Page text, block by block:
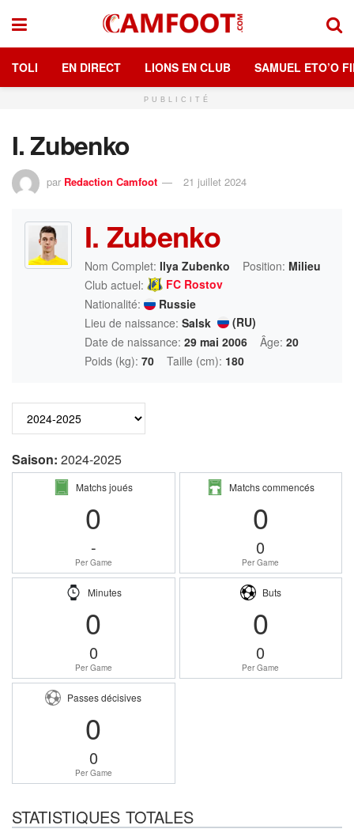
TOLI EN DIRECT LIONS EN CLUB SAMUEL ETO’O
PUBLICITÉ
I. Zubenko
par Redaction Camfoot 21 juillet 2024
I. Zubenko
Nom Complet: Ilya Zubenko Position: Milieu
Club actuel:
FC Rostov
Nationalité:
Russie
Lieu de naissance: Salsk
(RU)
Date de naissance: 29 mai 2006 Âge: 20
Poids (kg): 70 Taille (cm): 180
Saison: 2024-2025
Matchs joués
0
-
Per Game
Matchs commencés
0
0
Per Game
Minutes
0
0
Per Game
Buts
0
0
Per Game
Passes décisives
0
0
Per Game
STATISTIQUES TOTALES